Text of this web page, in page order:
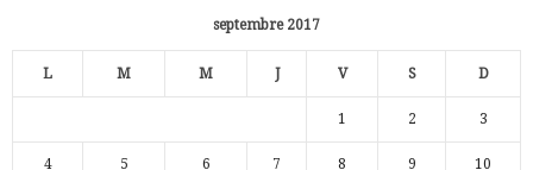
septembre 2017
L M M J V S D
1 2 3
4 5 6 7 8 9 10